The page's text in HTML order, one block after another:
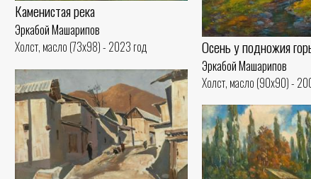
Каменистая река
Эркабой Машарипов
Холст, масло (73x98) - 2023 год
Осень у подножия
Эркабой Машарипов
Холст, масло (90x90) -